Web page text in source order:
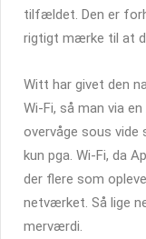
tilfældet. Den er
rigtigt mærke til at
Witt har givet den
Wi-Fi, så man via
overvåge sous vide
kun pga. Wi-Fi, da
der flere som
netværket. Så lige
merværdi.